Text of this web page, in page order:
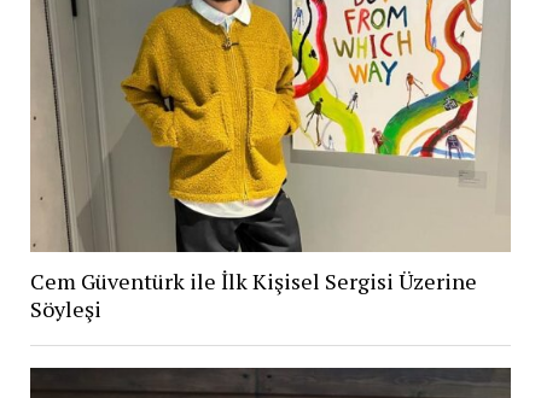
Cem Güventürk ile İlk Kişisel Sergisi Üzerine
Söyleşi